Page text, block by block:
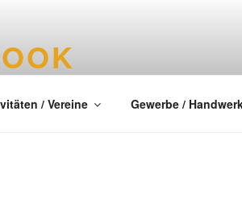
/ Vereine Gewerbe /